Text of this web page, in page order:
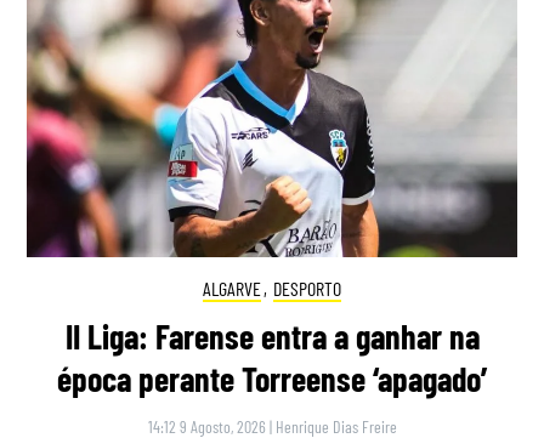
ALGARVE, DESPORTO
II Liga: Farense entra a ganhar na
época perante Torreense ‘apagado’
14:12 9 Agosto, 2026 | Henrique Dias Freire